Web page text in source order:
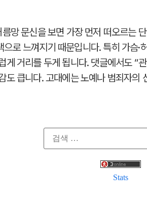
망 문신을 보면 가장 먼저 떠오르는
로 느껴지기 때문입니다. 특히 가슴·
게 거리를 두게 됩니다. 댓글에서도 “
도 큽니다. 고대에는 노예나 범죄자의
검
색:
Stats